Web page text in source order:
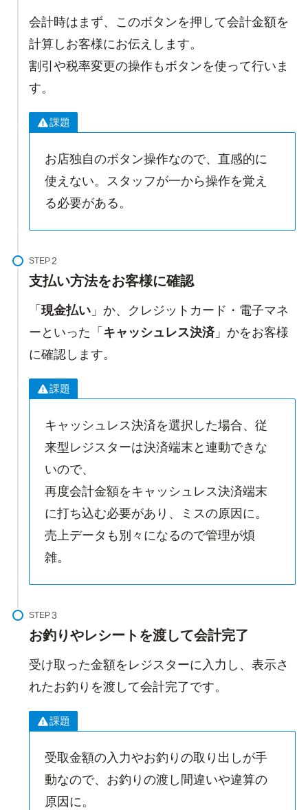
会計時はまず、このボタンを押して会計金額を
計算しお客様にお伝えします。
割引や税率変更の操作もボタンを使って行いま
す。
課題
お店独自のボタン操作なので、直感的に
使えない。スタッフが一から操作を覚え
る必要がある。
STEP
支払い方法をお客様に確認
「 現金払い」か、クレジットカード・電子マネ
ーといった「 キャッシュレス決済」かをお客様
に確認します。
課題
キャッシュレス決済を選択した場合、従
来型レジスターは決済端末と連動できな
いので、
再度会計金額をキャッシュレス決済端末
に打ち込む必要があり、ミスの原因に。
売上データも別々になるので管理が煩
雑。
STEP
お釣りやレシートを渡して会計完了
受け取った金額をレジスターに入力し、表示さ
れたお釣りを渡して会計完了です。
課題
受取金額の入力やお釣りの取り出しが手
動なので、お釣りの渡し間違いや違算の
原因に。